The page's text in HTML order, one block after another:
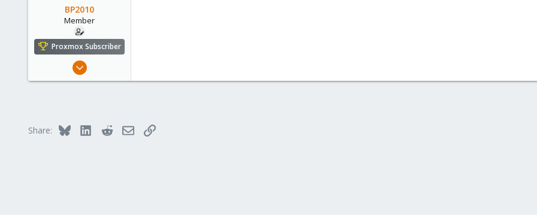
BP2010
Member
Proxmox Subscriber
Jan 31, 2019
Share: Bluesky LinkedInRedditEmailLink